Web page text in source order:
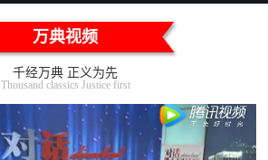
万典视频
千经万典 正义为先
Thousand classics Justice first